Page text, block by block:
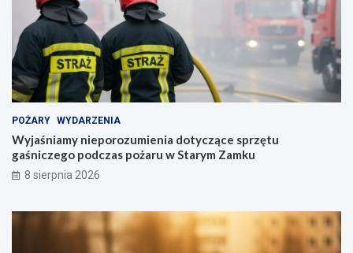
POŻARY WYDARZENIA
Wyjaśniamy nieporozumienia dotyczące sprzętu
gaśniczego podczas pożaru w Starym Zamku
8 sierpnia 2026